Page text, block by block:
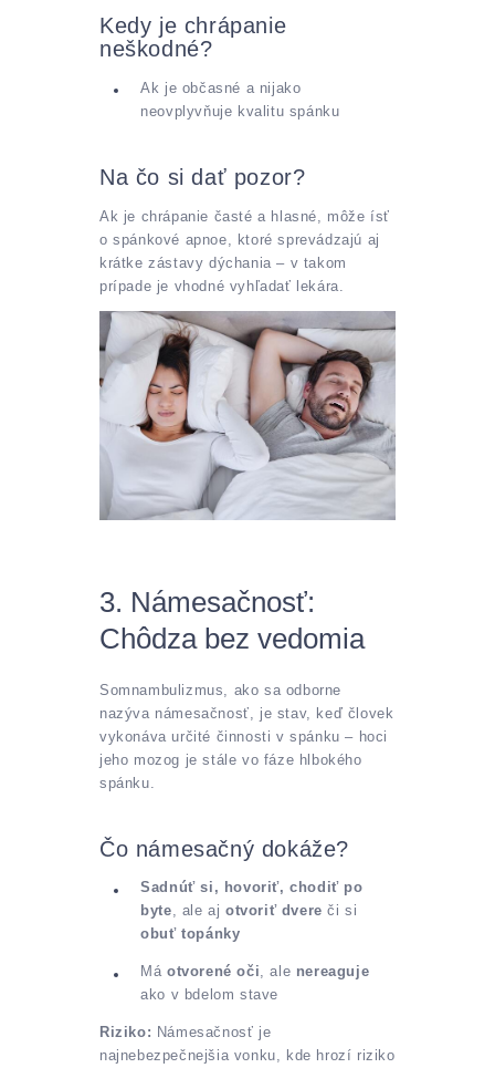
Kedy je chrápanie
neškodné?
Ak je občasné a nijako
neovplyvňuje kvalitu spánku
Na čo si dať pozor?
Ak je chrápanie časté a hlasné, môže ísť
o spánkové apnoe, ktoré sprevádzajú aj
krátke zástavy dýchania – v takom
prípade je vhodné vyhľadať lekára.
3. Námesačnosť:
Chôdza bez vedomia
Somnambulizmus, ako sa odborne
nazýva námesačnosť, je stav, keď človek
vykonáva určité činnosti v spánku – hoci
jeho mozog je stále vo fáze hlbokého
spánku.
Čo námesačný dokáže?
Sadnúť si, hovoriť, chodiť po
byte, ale aj otvoriť dvere či si
obuť topánky
Má otvorené oči, ale nereaguje
ako v bdelom stave
Riziko: Námesačnosť je
najnebezpečnejšia vonku, kde hrozí riziko